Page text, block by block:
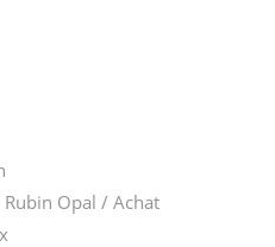
Opal / Achat